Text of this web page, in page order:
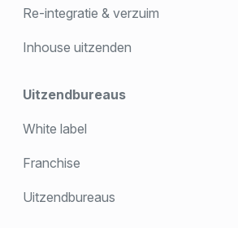
Re-integratie & verzuim
Inhouse uitzenden
Uitzendbureaus
White label
Franchise
Uitzendbureaus